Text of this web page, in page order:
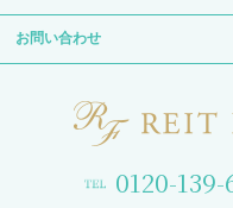
お問い合わせ
0120-139-